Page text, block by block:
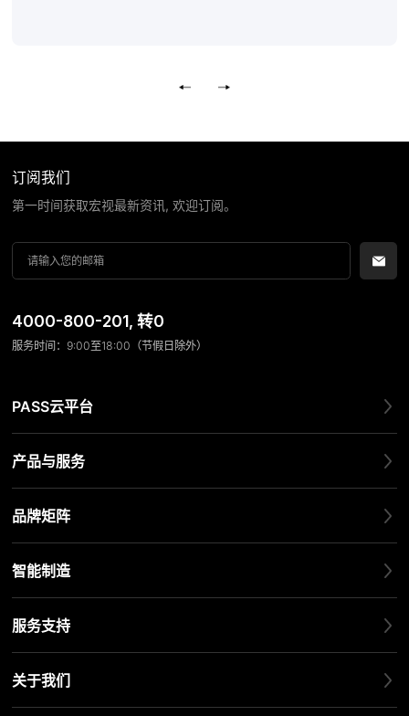
订阅我们
第一时间获取宏视最新资讯, 欢迎订阅。
4000-800-201, 转0
服务时间：9:00至18:00（节假日除外）
PASS云平台
产品与服务
品牌矩阵
智能制造
服务支持
关于我们